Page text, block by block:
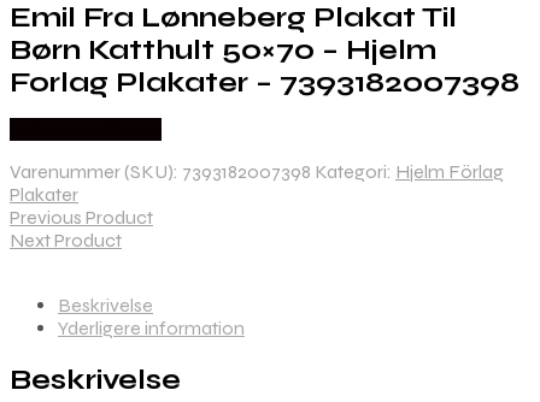
Emil Fra Lønneberg Plakat Til
Børn Katthult 50×70 – Hjelm
Forlag Plakater – 7393182007398
Varenummer (SKU): 7393182007398 Kategori: Hjelm Förlag
Plakater
Previous Product
Next Product
Beskrivelse
Yderligere information
Beskrivelse